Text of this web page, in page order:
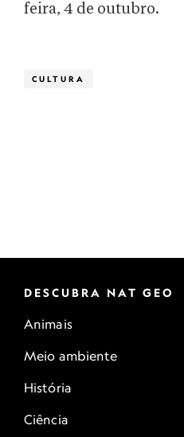
feira, 4 de outubro.
CULTURA
DESCUBRA NAT GEO
Animais
Meio ambiente
História
Ciência